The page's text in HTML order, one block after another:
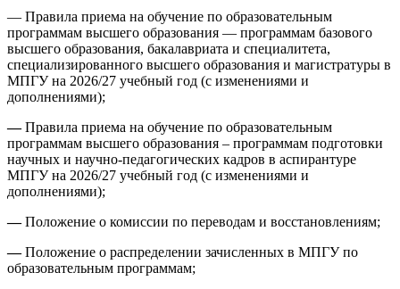
— Правила приема на обучение по образовательным
программам высшего образования — программам базового
высшего образования, бакалавриата и специалитета,
специализированного высшего образования и магистратуры в
МПГУ на 2026/27 учебный год (с изменениями и
дополнениями);
—Правила приема на обучение по образовательным
программам высшего образования – программам подготовки
научных и научно-педагогических кадров в аспирантуре
МПГУ на 2026/27 учебный год (с изменениями и
дополнениями);
—Положение о комиссии по переводам и восстановлениям;
—Положение о распределении зачисленных в МПГУ по
образовательным программам;